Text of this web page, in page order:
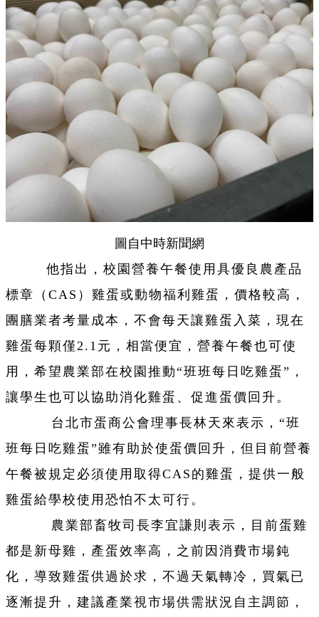
圖自中時新聞網
他指出，校園營養午餐使用具優良農產品
標章（CAS）雞蛋或動物福利雞蛋，價格較高，
團膳業者考量成本，不會每天讓雞蛋入菜，現在
雞蛋每顆僅2.1元，相當便宜，營養午餐也可使
用，希望農業部在校園推動“班班每日吃雞蛋”，
讓學生也可以協助消化雞蛋、促進蛋價回升。
台北市蛋商公會理事長林天來表示，“班
班每日吃雞蛋”雖有助於使蛋價回升，但目前營養
午餐被規定必須使用取得CAS的雞蛋，提供一般
雞蛋給學校使用恐怕不太可行。
農業部畜牧司長李宜謙則表示，目前蛋雞
都是新母雞，產蛋效率高，之前因消費市場鈍
化，導致雞蛋供過於求，不過天氣轉冷，買氣已
逐漸提升，建議產業視市場供需狀況自主調節，